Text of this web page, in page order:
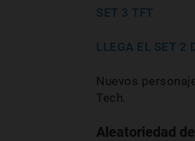
SET 3 TFT
LLEGA EL SET 2
Nuevos
Tech.
Aleatoriedad